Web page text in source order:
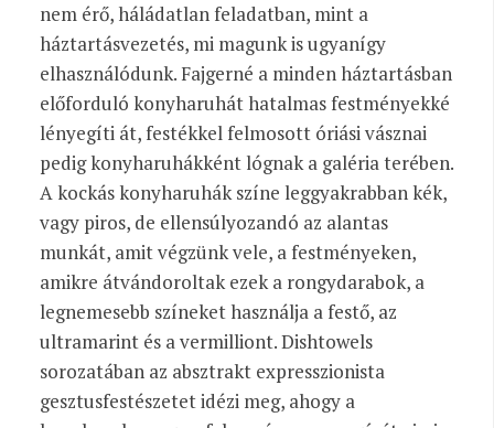
nem érő, háládatlan feladatban, mint a
háztartásvezetés, mi magunk is ugyanígy
elhasználódunk. Fajgerné a minden háztartásban
előforduló konyharuhát hatalmas festményekké
lényegíti át, festékkel felmosott óriási vásznai
pedig konyharuhákként lógnak a galéria terében.
A kockás konyharuhák színe leggyakrabban kék,
vagy piros, de ellensúlyozandó az alantas
munkát, amit végzünk vele, a festményeken,
amikre átvándoroltak ezek a rongydarabok, a
legnemesebb színeket használja a festő, az
ultramarint és a vermilliont. Dishtowels
sorozatában az absztrakt expresszionista
gesztusfestészetet idézi meg, ahogy a